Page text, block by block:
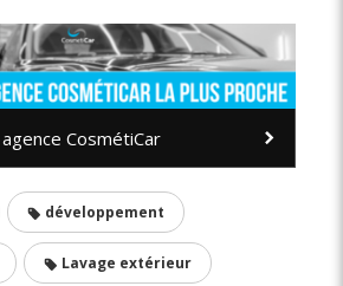
CosmétiCar
développement
Lavage extérieur